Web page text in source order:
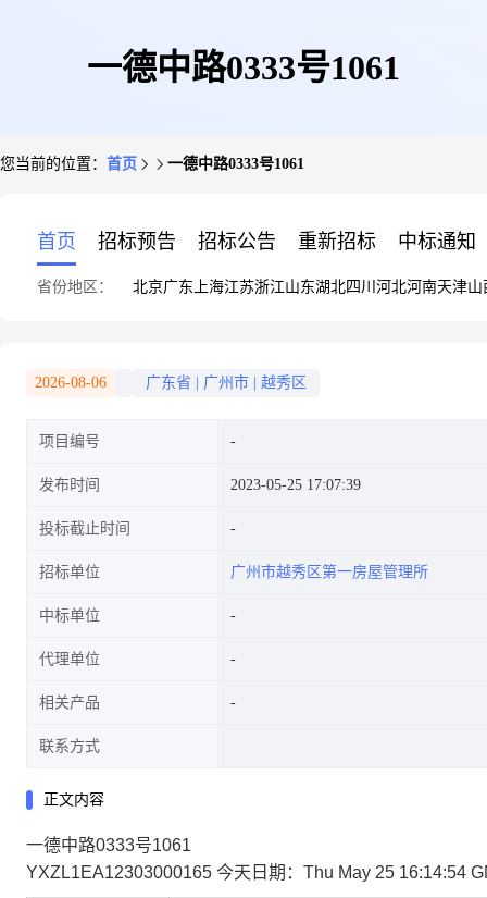
一德中路0333号1061
您当前的位置： 首页 一德中路0333号1061
首页 招标预告 招标公告 重新招标 中标通知
省份地区： 北京广东 上海江苏浙江山东湖北四川 河北河南天津山
2026-08-06 广东省 广州市 越秀区
项目编号
发布时间 2023-05-25 17:07:39
投标截止时间
招标单位 广州市越秀区第一房屋管理所
中标单位
代理单位
相关产品
联系方式
正文内容
一德中路0333号1061
YXZL1EA12303000165 今天日期：Thu May 25 16:14:54